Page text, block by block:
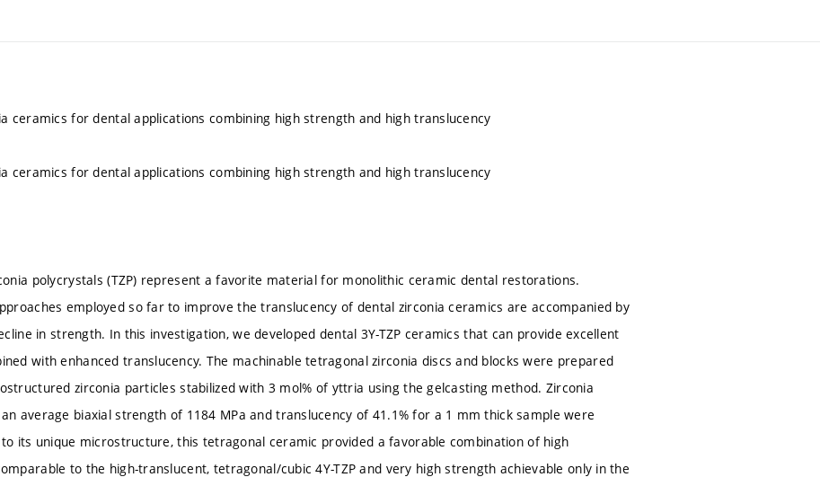
ceramics for dental applications combining high strength and high translucency
ceramics for dental applications combining high strength and high translucency
polycrystals (TZP) represent a favorite material for monolithic ceramic dental restorations.
employed so far to improve the translucency of dental zirconia ceramics are accompanied by
in strength. In this investigation, we developed dental 3Y-TZP ceramics that can provide excellent
with enhanced translucency. The machinable tetragonal zirconia discs and blocks were prepared
zirconia particles stabilized with 3 mol% of yttria using the gelcasting method. Zirconia
average biaxial strength of 1184 MPa and translucency of 41.1% for a 1 mm thick sample were
its unique microstructure, this tetragonal ceramic provided a favorable combination of high
to the high-translucent, tetragonal/cubic 4Y-TZP and very high strength achievable only in the